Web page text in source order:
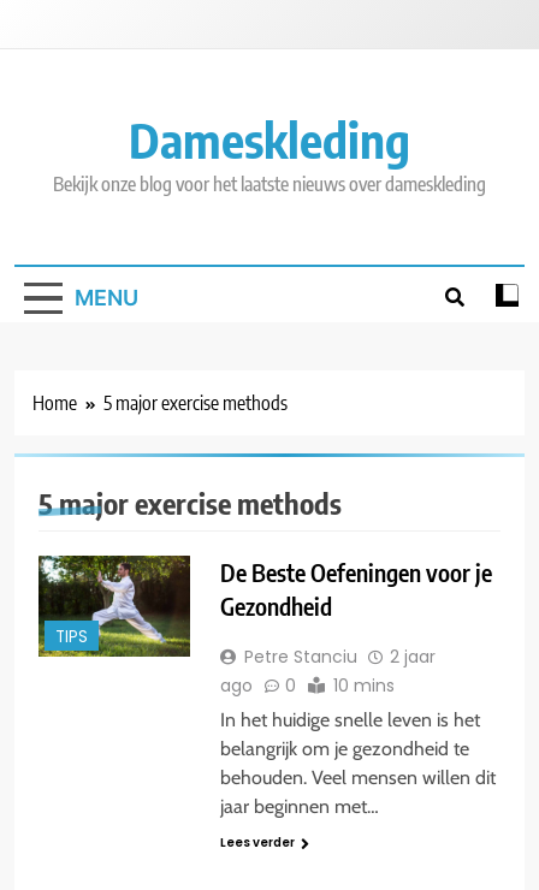
Dameskleding
Bekijk onze blog voor het laatste nieuws over dameskleding
MENU
Home 5 major exercise methods
5 major exercise methods
TIPS
De Beste Oefeningen voor je
Gezondheid
Petre Stanciu
2 jaar
ago
0 10 mins
In het huidige snelle leven is het
belangrijk om je gezondheid te
behouden. Veel mensen willen dit
jaar beginnen met…
Lees verder